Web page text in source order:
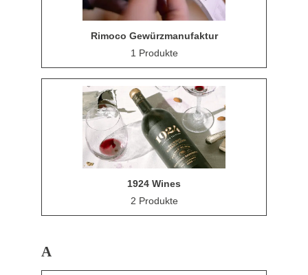
Rimoco Gewürzmanufaktur
1 Produkte
1924 Wines
2 Produkte
A